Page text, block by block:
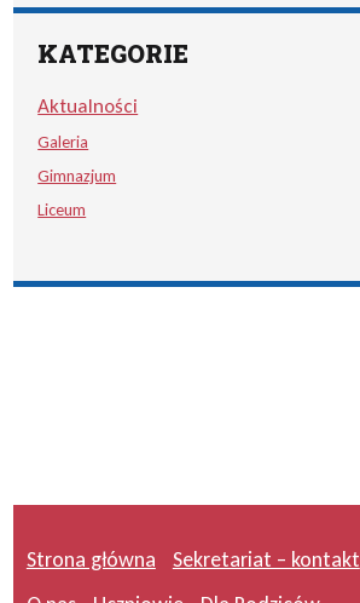
KATEGORIE
Aktualności
Galeria
Gimnazjum
Liceum
Strona główna Sekretariat – kontakt